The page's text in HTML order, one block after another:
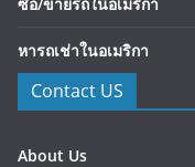
หารถเช่าในอเมริกา
Contact US
About Us